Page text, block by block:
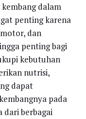
dalam
penting karena
dan
penting bagi
kebutuhan
nutrisi,
dapat
pada
dari berbagai